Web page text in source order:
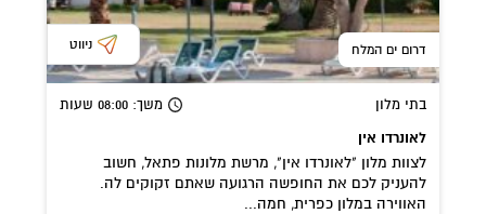
דרום ים המלח ניווט
בתי מלון משך: 08:00 שעות
לאונרדו אין
לצוות מלון "לאונרדו אין", מרשת מלונות פתאל, חשוב
להעניק לכם את החופשה הרגועה שאתם זקוקים לה.
האווירה במלון כפרית, חמה...